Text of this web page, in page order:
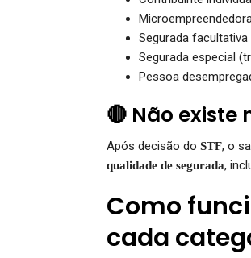
Segurada facultativa
Segurada especial
Pessoa
🔴 Não existe
Após decisão do STF, o
qualidade de segurada,
Como
cada